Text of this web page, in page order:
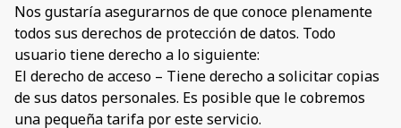
Nos gustaría asegurarnos de que conoce plenamente
todos sus derechos de protección de datos. Todo
usuario tiene derecho a lo siguiente:
El derecho de acceso – Tiene derecho a solicitar copias
de sus datos personales. Es posible que le cobremos
una pequeña tarifa por este servicio.